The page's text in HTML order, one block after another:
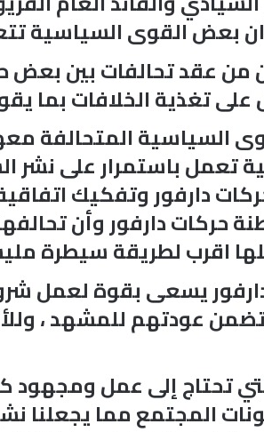
بعض القوى السياسية
عقد تحالفات بين
تغذية الخلافات بما
السياسية
تعمل باستمرار على نشر
دارفور وتفكيك
دارفور وأن
اقرب لطريقة سيطرة
يسعى بقوة لعمل
تضمن عودتهم للمشهد ،
تحتاج إلى عمل ومجهود
المجتمع مما يجعلنا